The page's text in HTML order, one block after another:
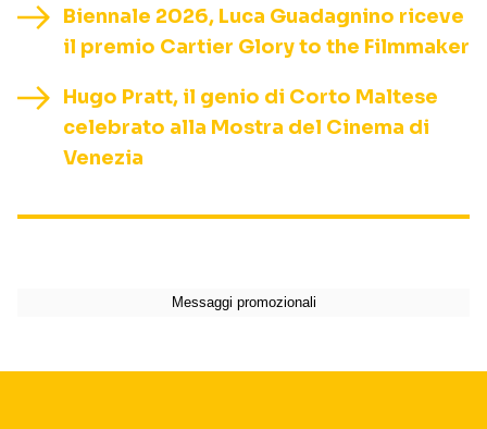
Biennale 2026, Luca Guadagnino riceve
il premio Cartier Glory to the Filmmaker
Hugo Pratt, il genio di Corto Maltese
celebrato alla Mostra del Cinema di
Venezia